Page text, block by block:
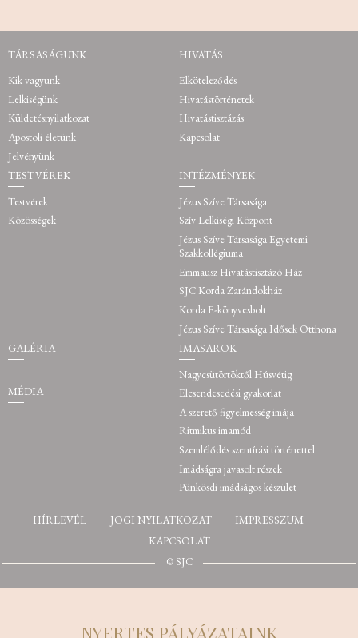
TÁRSASÁGUNK
Kik vagyunk
Lelkiségünk
Küldetésnyilatkozat
Apostoli életünk
Jelvényünk
HIVATÁS
Elköteleződés
Hivatástörténetek
Hivatástisztázás
Kapcsolat
TESTVÉREK
Testvérek
Közösségek
INTÉZMÉNYEK
Jézus Szíve Társasága
Szív Lelkiségi Központ
Jézus Szíve Társasága Egyetemi
Szakkollégiuma
Emmausz Hivatástisztázó Ház
SJC Korda Zarándokház
Korda E-könyvesbolt
Jézus Szíve Társasága Idősek Otthona
GALÉRIA
MÉDIA
IMASAROK
Nagycsütörtöktől Húsvétig
Elcsendesedési gyakorlat
A szerető figyelmesség imája
Ritmikus imamód
Szemlélődés szentírási történettel
Imádságra javasolt részek
Pünkösdi imádságos készület
HÍRLEVÉL JOGI NYILATKOZAT
IMPRESSZUM
KAPCSOLAT
© SJC
NYERTES PÁLYÁZATAINK